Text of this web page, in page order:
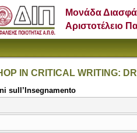
Μονάδα
Αριστοτέλειο
IN CRITICAL WRITING:
sull’Insegnamento